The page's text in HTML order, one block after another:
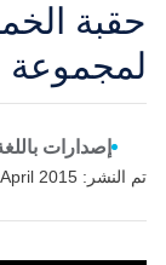
حقبة
لمجموعة
إصدارات
تم النشر: April 2015